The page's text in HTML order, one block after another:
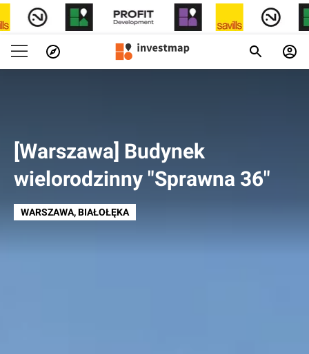
[Warszawa] Budynek
wielorodzinny "Sprawna 36"
WARSZAWA, BIAŁOŁĘKA